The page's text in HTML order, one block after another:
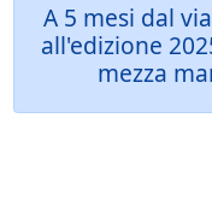
A 5 mesi dal
all'edizione
mezza